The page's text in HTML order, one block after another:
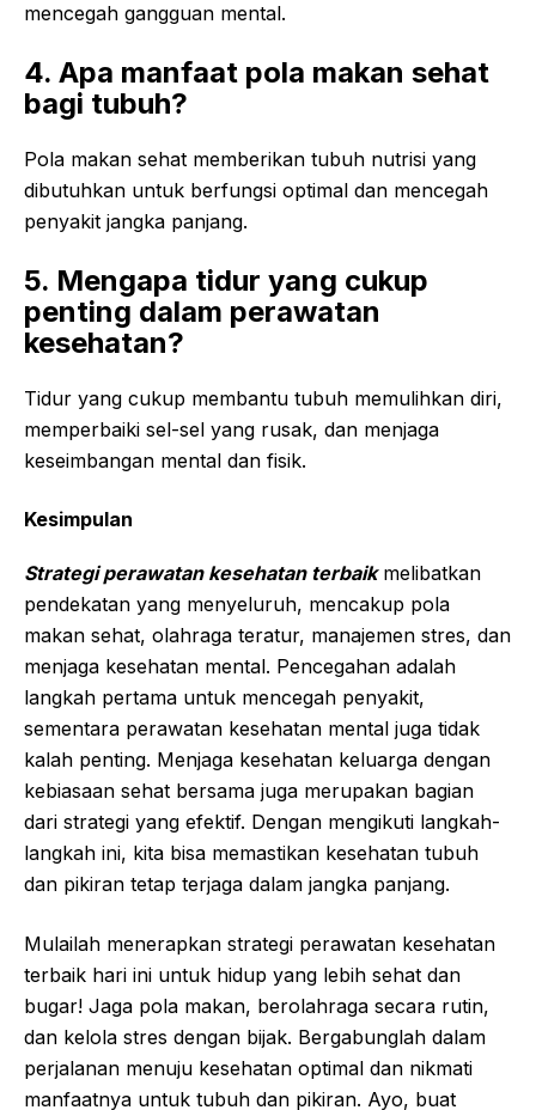
mencegah gangguan mental.
4. Apa manfaat pola makan sehat
bagi tubuh?
Pola makan sehat memberikan tubuh nutrisi yang
dibutuhkan untuk berfungsi optimal dan mencegah
penyakit jangka panjang.
5. Mengapa tidur yang cukup
penting dalam perawatan
kesehatan?
Tidur yang cukup membantu tubuh memulihkan diri,
memperbaiki sel-sel yang rusak, dan menjaga
keseimbangan mental dan fisik.
Kesimpulan
Strategi perawatan kesehatan terbaikmelibatkan
pendekatan yang menyeluruh, mencakup pola
makan sehat, olahraga teratur, manajemen stres, dan
menjaga kesehatan mental. Pencegahan adalah
langkah pertama untuk mencegah penyakit,
sementara perawatan kesehatan mental juga tidak
kalah penting. Menjaga kesehatan keluarga dengan
kebiasaan sehat bersama juga merupakan bagian
dari strategi yang efektif. Dengan mengikuti langkah-
langkah ini, kita bisa memastikan kesehatan tubuh
dan pikiran tetap terjaga dalam jangka panjang.
Mulailah menerapkan strategi perawatan kesehatan
terbaik hari ini untuk hidup yang lebih sehat dan
bugar! Jaga pola makan, berolahraga secara rutin,
dan kelola stres dengan bijak. Bergabunglah dalam
perjalanan menuju kesehatan optimal dan nikmati
manfaatnya untuk tubuh dan pikiran. Ayo, buat